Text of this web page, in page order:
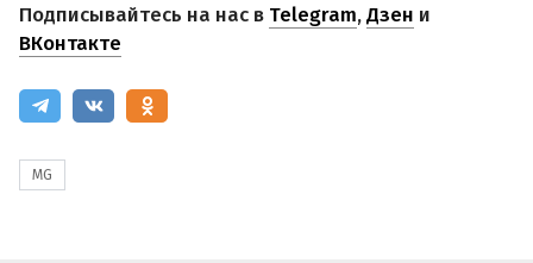
Подписывайтесь на нас в Telegram,Дзен и
ВКонтакте
MG